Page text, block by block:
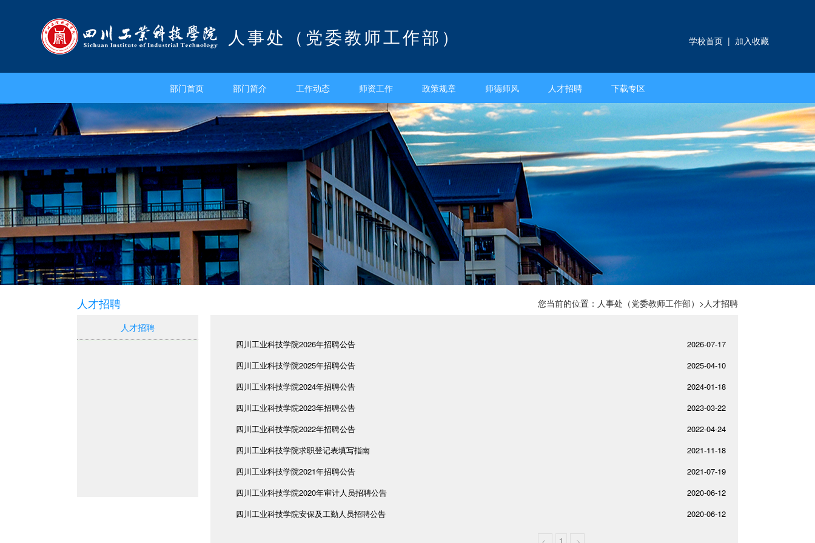
人事处（党委教师工作部） 学校首页 | 加入收藏
部门首页 部门简介 工作动态 师资工作 政策规章 师德师风 人才招聘 下载专区
人才招聘
人才招聘
您当前的位置： 人事处（党委教师工作部） >人才招聘
四川工业科技学院2026年招聘公告
2026-07-17
四川工业科技学院2025年招聘公告
2025-04-10
四川工业科技学院2024年招聘公告
2024-01-18
四川工业科技学院2023年招聘公告
2023-03-22
四川工业科技学院2022年招聘公告
2022-04-24
四川工业科技学院求职登记表填写指南
2021-11-18
四川工业科技学院2021年招聘公告
2021-07-19
四川工业科技学院2020年审计人员招聘公告
2020-06-12
四川工业科技学院安保及工勤人员招聘公告
2020-06-12